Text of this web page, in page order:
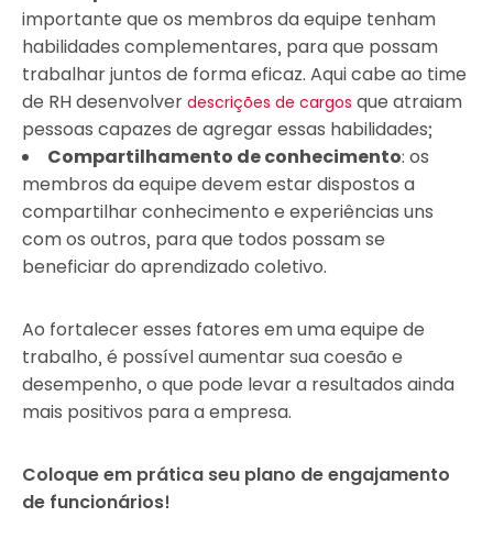
importante que os membros da equipe tenham
habilidades complementares, para que possam
trabalhar juntos de forma eficaz. Aqui cabe ao time
de RH desenvolver descrições de cargos que atraiam
pessoas capazes de agregar essas habilidades;
Compartilhamento de conhecimento: os
membros da equipe devem estar dispostos a
compartilhar conhecimento e experiências uns
com os outros, para que todos possam se
beneficiar do aprendizado coletivo.
Ao fortalecer esses fatores em uma equipe de
trabalho, é possível aumentar sua coesão e
desempenho, o que pode levar a resultados ainda
mais positivos para a empresa.
Coloque em prática seu plano de engajamento
de funcionários!